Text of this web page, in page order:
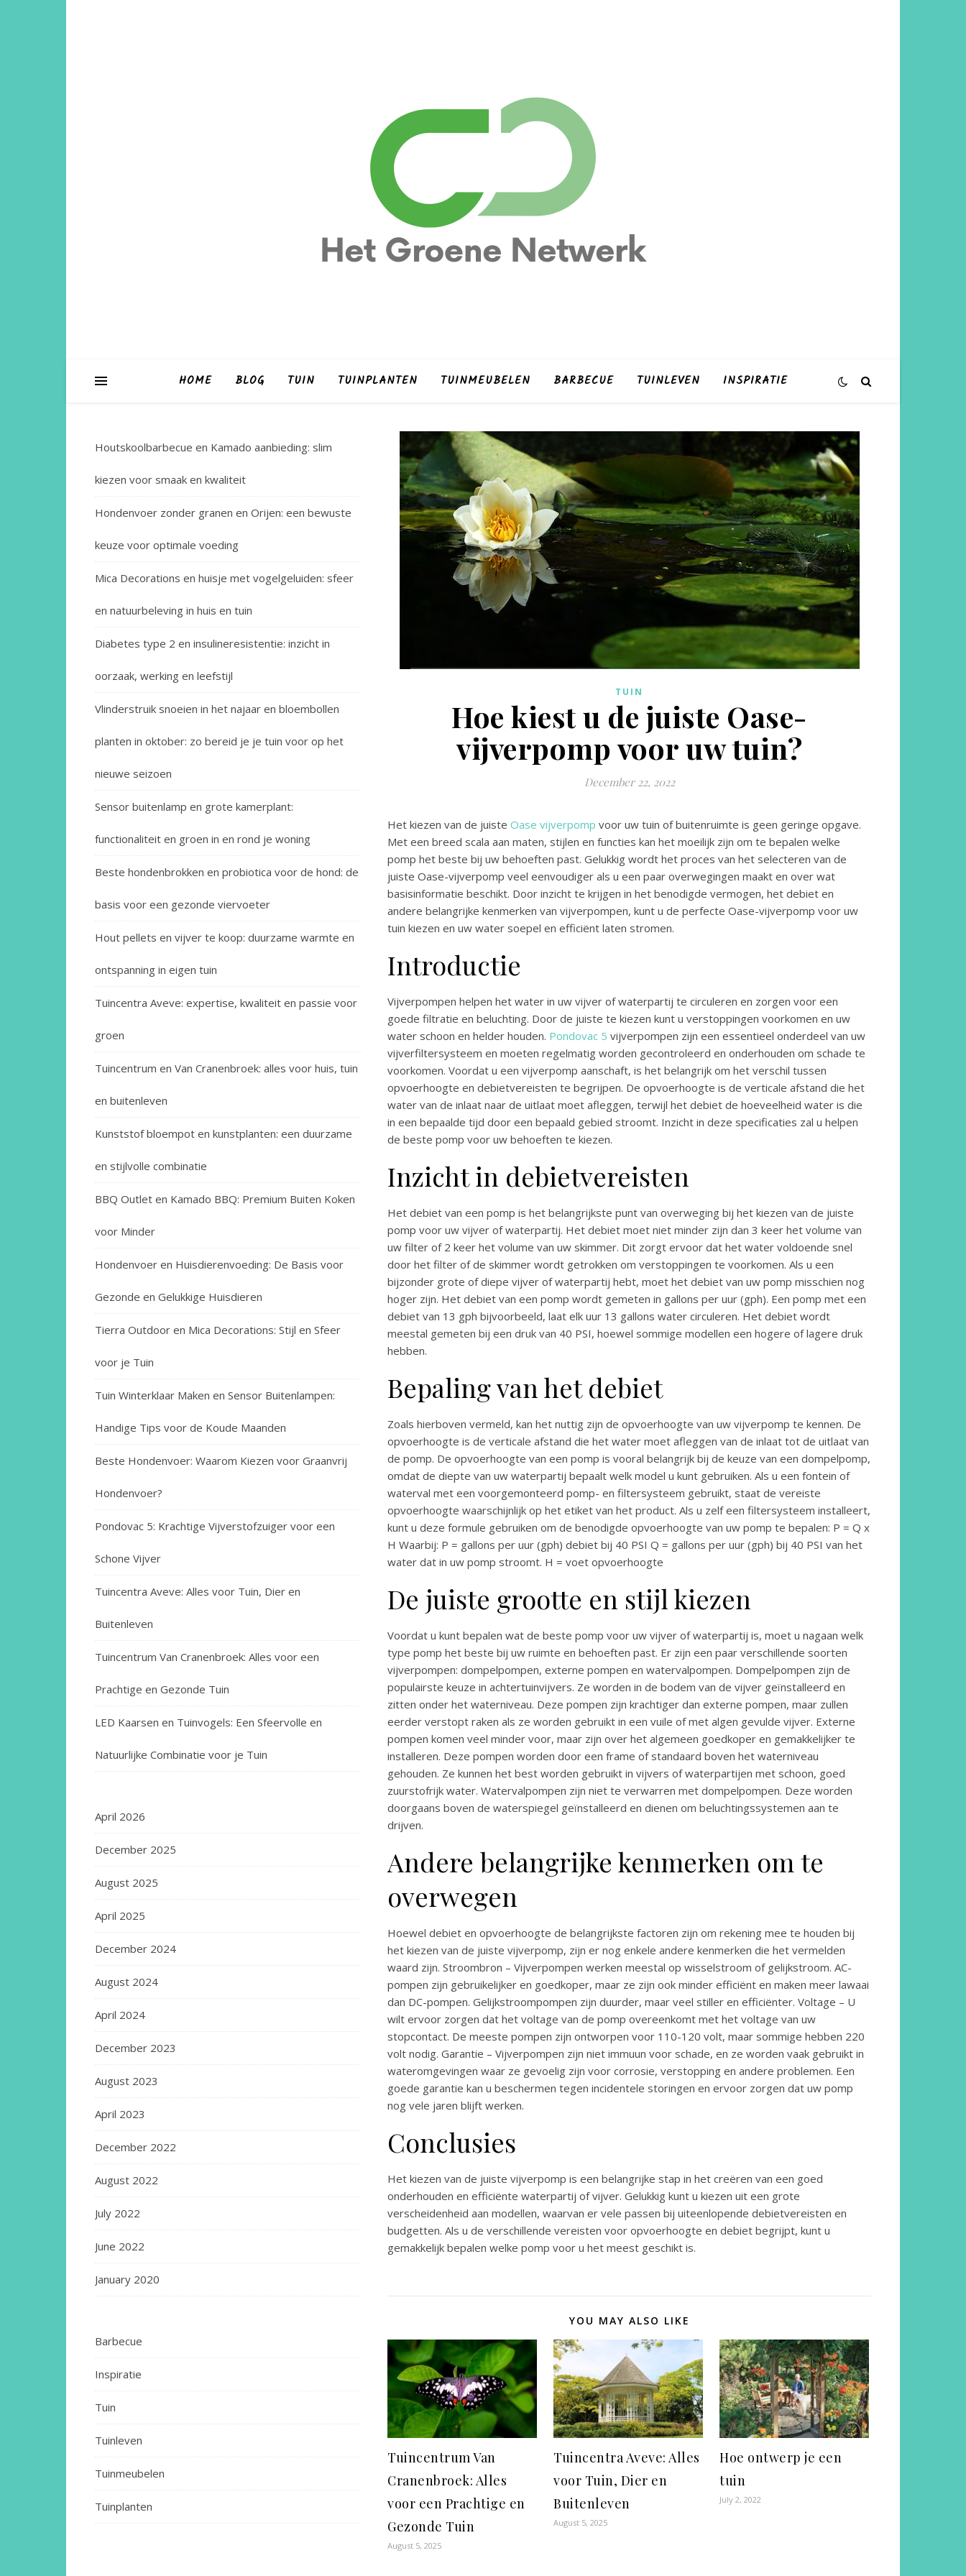
HOME BLOG TUIN TUINPLANTEN TUINMEUBELEN BARBECUE TUINLEVEN INSPIRATIE
Houtskoolbarbecue en Kamado aanbieding: slim
kiezen voor smaak en kwaliteit
Hondenvoer zonder granen en Orijen: een bewuste
keuze voor optimale voeding
Mica Decorations en huisje met vogelgeluiden: sfeer
en natuurbeleving in huis en tuin
Diabetes type 2 en insulineresistentie: inzicht in
oorzaak, werking en leefstijl
Vlinderstruik snoeien in het najaar en bloembollen
planten in oktober: zo bereid je je tuin voor op het
nieuwe seizoen
Sensor buitenlamp en grote kamerplant:
functionaliteit en groen in en rond je woning
Beste hondenbrokken en probiotica voor de hond: de
basis voor een gezonde viervoeter
Hout pellets en vijver te koop: duurzame warmte en
ontspanning in eigen tuin
Tuincentra Aveve: expertise, kwaliteit en passie voor
groen
Tuincentrum en Van Cranenbroek: alles voor huis, tuin
en buitenleven
Kunststof bloempot en kunstplanten: een duurzame
en stijlvolle combinatie
BBQ Outlet en Kamado BBQ: Premium Buiten Koken
voor Minder
Hondenvoer en Huisdierenvoeding: De Basis voor
Gezonde en Gelukkige Huisdieren
Tierra Outdoor en Mica Decorations: Stijl en Sfeer
voor je Tuin
Tuin Winterklaar Maken en Sensor Buitenlampen:
Handige Tips voor de Koude Maanden
Beste Hondenvoer: Waarom Kiezen voor Graanvrij
Hondenvoer?
Pondovac 5: Krachtige Vijverstofzuiger voor een
Schone Vijver
Tuincentra Aveve: Alles voor Tuin, Dier en
Buitenleven
Tuincentrum Van Cranenbroek: Alles voor een
Prachtige en Gezonde Tuin
LED Kaarsen en Tuinvogels: Een Sfeervolle en
Natuurlijke Combinatie voor je Tuin
April 2026
December 2025
August 2025
April 2025
December 2024
August 2024
April 2024
December 2023
August 2023
April 2023
December 2022
August 2022
July 2022
June 2022
January 2020
Barbecue
Inspiratie
Tuin
Tuinleven
Tuinmeubelen
Tuinplanten
TUIN
Hoe kiest u de juiste Oase-
vijverpomp voor uw tuin?
December 22, 2022
Het kiezen van de juiste Oase vijverpomp voor uw tuin of buitenruimte is geen geringe opgave.
Met een breed scala aan maten, stijlen en functies kan het moeilijk zijn om te bepalen welke
pomp het beste bij uw behoeften past. Gelukkig wordt het proces van het selecteren van de
juiste Oase-vijverpomp veel eenvoudiger als u een paar overwegingen maakt en over wat
basisinformatie beschikt. Door inzicht te krijgen in het benodigde vermogen, het debiet en
andere belangrijke kenmerken van vijverpompen, kunt u de perfecte Oase-vijverpomp voor uw
tuin kiezen en uw water soepel en efficiënt laten stromen.
Introductie
Vijverpompen helpen het water in uw vijver of waterpartij te circuleren en zorgen voor een
goede filtratie en beluchting. Door de juiste te kiezen kunt u verstoppingen voorkomen en uw
water schoon en helder houden. Pondovac 5 vijverpompen zijn een essentieel onderdeel van uw
vijverfiltersysteem en moeten regelmatig worden gecontroleerd en onderhouden om schade te
voorkomen. Voordat u een vijverpomp aanschaft, is het belangrijk om het verschil tussen
opvoerhoogte en debietvereisten te begrijpen. De opvoerhoogte is de verticale afstand die het
water van de inlaat naar de uitlaat moet afleggen, terwijl het debiet de hoeveelheid water is die
in een bepaalde tijd door een bepaald gebied stroomt. Inzicht in deze specificaties zal u helpen
de beste pomp voor uw behoeften te kiezen.
Inzicht in debietvereisten
Het debiet van een pomp is het belangrijkste punt van overweging bij het kiezen van de juiste
pomp voor uw vijver of waterpartij. Het debiet moet niet minder zijn dan 3 keer het volume van
uw filter of 2 keer het volume van uw skimmer. Dit zorgt ervoor dat het water voldoende snel
door het filter of de skimmer wordt getrokken om verstoppingen te voorkomen. Als u een
bijzonder grote of diepe vijver of waterpartij hebt, moet het debiet van uw pomp misschien nog
hoger zijn. Het debiet van een pomp wordt gemeten in gallons per uur (gph). Een pomp met een
debiet van 13 gph bijvoorbeeld, laat elk uur 13 gallons water circuleren. Het debiet wordt
meestal gemeten bij een druk van 40 PSI, hoewel sommige modellen een hogere of lagere druk
hebben.
Bepaling van het debiet
Zoals hierboven vermeld, kan het nuttig zijn de opvoerhoogte van uw vijverpomp te kennen. De
opvoerhoogte is de verticale afstand die het water moet afleggen van de inlaat tot de uitlaat van
de pomp. De opvoerhoogte van een pomp is vooral belangrijk bij de keuze van een dompelpomp,
omdat de diepte van uw waterpartij bepaalt welk model u kunt gebruiken. Als u een fontein of
waterval met een voorgemonteerd pomp- en filtersysteem gebruikt, staat de vereiste
opvoerhoogte waarschijnlijk op het etiket van het product. Als u zelf een filtersysteem installeert,
kunt u deze formule gebruiken om de benodigde opvoerhoogte van uw pomp te bepalen: P = Q x
H Waarbij: P = gallons per uur (gph) debiet bij 40 PSI Q = gallons per uur (gph) bij 40 PSI van het
water dat in uw pomp stroomt. H = voet opvoerhoogte
De juiste grootte en stijl kiezen
Voordat u kunt bepalen wat de beste pomp voor uw vijver of waterpartij is, moet u nagaan welk
type pomp het beste bij uw ruimte en behoeften past. Er zijn een paar verschillende soorten
vijverpompen: dompelpompen, externe pompen en watervalpompen. Dompelpompen zijn de
populairste keuze in achtertuinvijvers. Ze worden in de bodem van de vijver geïnstalleerd en
zitten onder het waterniveau. Deze pompen zijn krachtiger dan externe pompen, maar zullen
eerder verstopt raken als ze worden gebruikt in een vuile of met algen gevulde vijver. Externe
pompen komen veel minder voor, maar zijn over het algemeen goedkoper en gemakkelijker te
installeren. Deze pompen worden door een frame of standaard boven het waterniveau
gehouden. Ze kunnen het best worden gebruikt in vijvers of waterpartijen met schoon, goed
zuurstofrijk water. Watervalpompen zijn niet te verwarren met dompelpompen. Deze worden
doorgaans boven de waterspiegel geïnstalleerd en dienen om beluchtingssystemen aan te
drijven.
Andere belangrijke kenmerken om te
overwegen
Hoewel debiet en opvoerhoogte de belangrijkste factoren zijn om rekening mee te houden bij
het kiezen van de juiste vijverpomp, zijn er nog enkele andere kenmerken die het vermelden
waard zijn. Stroombron – Vijverpompen werken meestal op wisselstroom of gelijkstroom. AC-
pompen zijn gebruikelijker en goedkoper, maar ze zijn ook minder efficiënt en maken meer lawaai
dan DC-pompen. Gelijkstroompompen zijn duurder, maar veel stiller en efficiënter. Voltage – U
wilt ervoor zorgen dat het voltage van de pomp overeenkomt met het voltage van uw
stopcontact. De meeste pompen zijn ontworpen voor 110-120 volt, maar sommige hebben 220
volt nodig. Garantie – Vijverpompen zijn niet immuun voor schade, en ze worden vaak gebruikt in
wateromgevingen waar ze gevoelig zijn voor corrosie, verstopping en andere problemen. Een
goede garantie kan u beschermen tegen incidentele storingen en ervoor zorgen dat uw pomp
nog vele jaren blijft werken.
Conclusies
Het kiezen van de juiste vijverpomp is een belangrijke stap in het creëren van een goed
onderhouden en efficiënte waterpartij of vijver. Gelukkig kunt u kiezen uit een grote
verscheidenheid aan modellen, waarvan er vele passen bij uiteenlopende debietvereisten en
budgetten. Als u de verschillende vereisten voor opvoerhoogte en debiet begrijpt, kunt u
gemakkelijk bepalen welke pomp voor u het meest geschikt is.
YOU MAY ALSO LIKE
Tuincentrum Van
Cranenbroek: Alles
voor een Prachtige en
Gezonde Tuin
August 5, 2025
Tuincentra Aveve: Alles
voor Tuin, Dier en
Buitenleven
August 5, 2025
Hoe ontwerp je een
tuin
July 2, 2022